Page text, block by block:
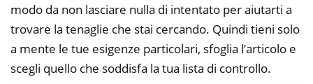
modo da non lasciare nulla di intentato per aiutarti a
trovare la tenaglie che stai cercando. Quindi tieni solo
a mente le tue esigenze particolari, sfoglia l’articolo e
scegli quello che soddisfa la tua lista di controllo.